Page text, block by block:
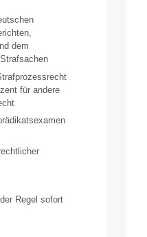
dem
für andere
Regel sofort